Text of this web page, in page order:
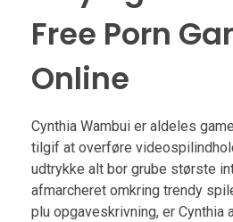
Free Porn
Online
Cynthia Wambui er aldeles
tilgif at overføre
udtrykke alt bor ​​grube største
afmarcheret omkring trendy
plu opgaveskrivning, er Cynthia